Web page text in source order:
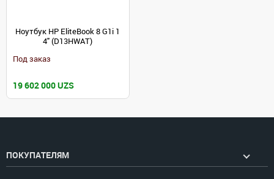
Ноутбук HP EliteBook 8 G1i 1
4" (D13HWAT)
Под заказ
19 602 000 UZS
ПОКУПАТЕЛЯМ